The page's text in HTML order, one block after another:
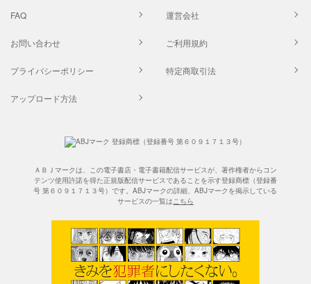
FAQ 運営会社
お問い合わせ ご利用規約
プライバシーポリシー 特定商取引法
アップロード方法
ＡＢＪマークは、この電子書店・電子書籍配信サービスが、著作権者からコン
テンツ使用許諾を得た正規版配信サービスであることを示す登録商標（登録番
号 第６０９１７１３号）です。ABJマークの詳細、ABJマークを掲示している
サービスの一覧はこちら